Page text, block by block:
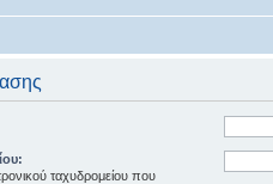
ταχυδρομείου που